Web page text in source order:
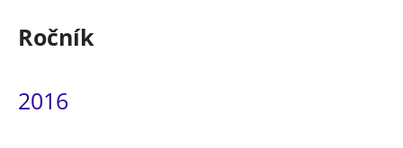
Ročník
2016